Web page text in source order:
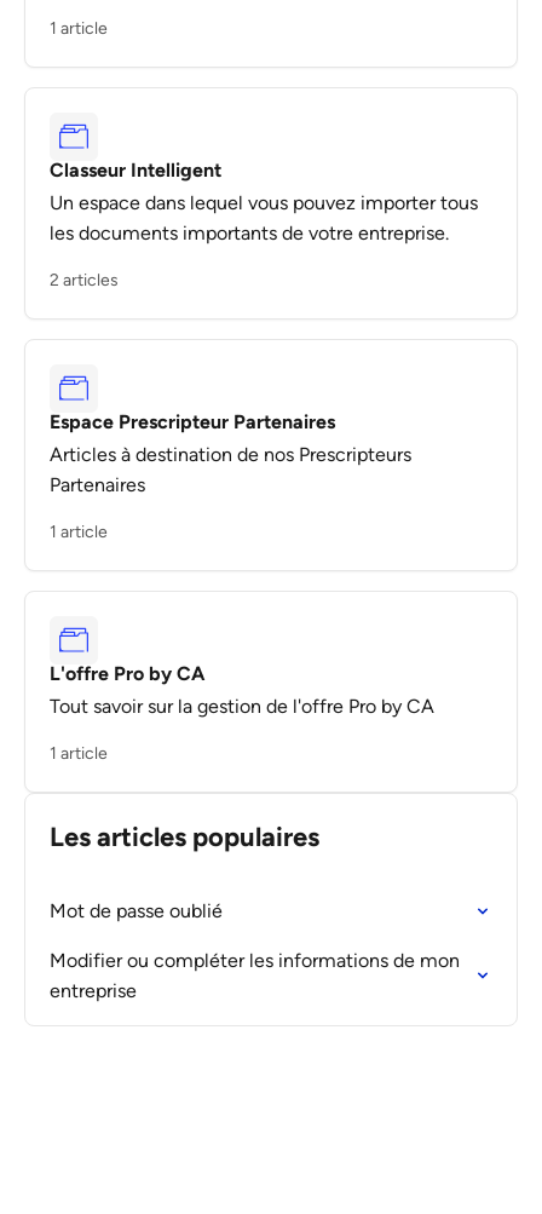
1 article
Classeur Intelligent
Un espace dans lequel vous pouvez importer tous
les documents importants de votre entreprise.
2 articles
Espace Prescripteur Partenaires
Articles à destination de nos Prescripteurs
Partenaires
1 article
L'offre Pro by CA
Tout savoir sur la gestion de l'offre Pro by CA
1 article
Les articles populaires
Mot de passe oublié
Modifier ou compléter les informations de mon
entreprise